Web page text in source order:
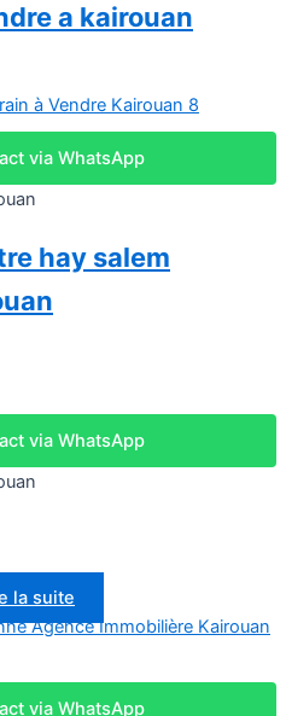
a kairouan
via WhatsApp
hay salem
via WhatsApp
la suite
via WhatsApp